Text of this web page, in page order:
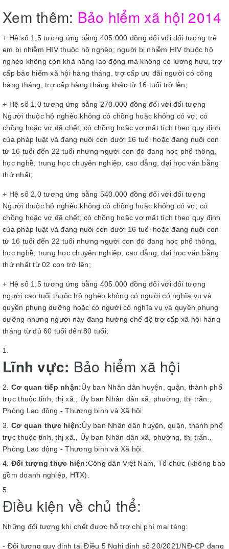
Xem thêm: Bảo hiểm xã hội 2014
+ Hệ số 1,5 tương ứng bằng 405.000 đồng đối với đối tượng trẻ
em bị nhiễm HIV thuộc hộ nghèo; người bị nhiễm HIV thuộc hộ
nghèo không còn khả năng lao động mà không có lương hưu, trợ
cấp bảo hiểm xã hội hàng tháng, trợ cấp ưu đãi người có công
hàng tháng, trợ cấp hàng tháng khác từ 16 tuổi trở lên;
+ Hệ số 1,0 tương ứng bằng 270.000 đồng đối với đối tượng
Người thuộc hộ nghèo không có chồng hoặc không có vợ; có
chồng hoặc vợ đã chết; có chồng hoặc vợ mất tích theo quy định
của pháp luật và đang nuôi con dưới 16 tuổi hoặc đang nuôi con
từ 16 tuổi đến 22 tuổi nhưng người con đó đang học phổ thông,
học nghề, trung học chuyên nghiệp, cao đẳng, đại học văn bằng
thứ nhất;
+ Hệ số 2,0 tương ứng bằng 540.000 đồng đối với đối tượng
Người thuộc hộ nghèo không có chồng hoặc không có vợ; có
chồng hoặc vợ đã chết; có chồng hoặc vợ mất tích theo quy định
của pháp luật và đang nuôi con dưới 16 tuổi hoặc đang nuôi con
từ 16 tuổi đến 22 tuổi nhưng người con đó đang học phổ thông,
học nghề, trung học chuyên nghiệp, cao đẳng, đại học văn bằng
thứ nhất từ 02 con trở lên;
+ Hệ số 1,5 tương ứng bằng 405.000 đồng đối với đối tượng
người cao tuổi thuộc hộ nghèo không có người có nghĩa vụ và
quyền phụng dưỡng hoặc có người có nghĩa vụ và quyền phụng
dưỡng nhưng người này đang hưởng chế độ trợ cấp xã hội hàng
tháng từ đủ 60 tuổi đến 80 tuổi;
Lĩnh vực: Bảo hiểm xã hội
Cơ quan tiếp nhận:Ủy ban Nhân dân huyện, quận, thành phố
trực thuộc tỉnh, thị xã., Ủy ban Nhân dân xã, phường, thị trấn.,
Phòng Lao động - Thương binh và Xã hội
Cơ quan thực hiện:Ủy ban Nhân dân huyện, quận, thành phố
trực thuộc tỉnh, thị xã., Ủy ban Nhân dân xã, phường, thị trấn.,
Phòng Lao động - Thương binh và Xã hội.
Đối tượng thực hiện:Công dân Việt Nam, Tổ chức (không bao
gồm doanh nghiệp, HTX).
Điều kiện về chủ thể:
Những đối tượng khi chết được hỗ trợ chi phí mai táng:
- Đối tượng quy định tại Điều 5 Nghị định số 20/2021/NĐ-CP đang